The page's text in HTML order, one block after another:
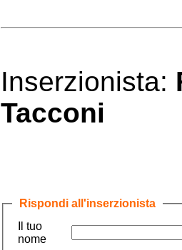
Inserzionista:
Tacconi
Rispondi all'inserzionista
Il tuo
nome